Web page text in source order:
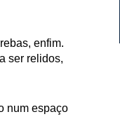
enfim.
ser relidos,
num espaço